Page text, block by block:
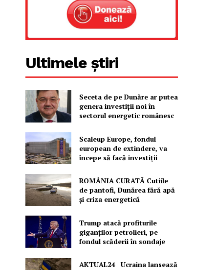
Ultimele știri
Seceta de pe Dunăre ar putea
genera investiții noi în
sectorul energetic românesc
Scaleup Europe, fondul
european de extindere, va
începe să facă investiții
ROMÂNIA CURATĂ Cutiile
de pantofi, Dunărea fără apă
și criza energetică
Trump atacă profiturile
giganților petrolieri, pe
fondul scăderii în sondaje
AKTUAL24 | Ucraina lansează